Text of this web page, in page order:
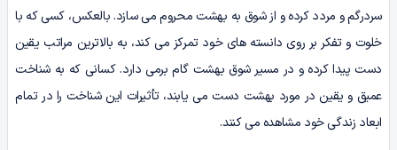
سردرگم و مردد کرده و از شوق به بهشت محروم می سازد. بالعکس، کسی که با
خلوت و تفکر بر روی دانسته های خود تمرکز می کند، به بالاترین مراتب یقین
دست پیدا کرده و در مسیر شوق بهشت گام برمی دارد. کسانی که به شناخت
عمیق و یقین در مورد بهشت دست می یابند، تأثیرات این شناخت را در تمام
ابعاد زندگی خود مشاهده می کنند.